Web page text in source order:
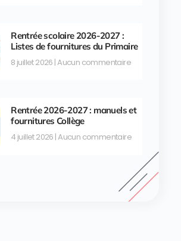
Rentrée scolaire 2026-2027 :
Listes de fournitures du Primaire
8 juillet 2026 Aucun commentaire
Rentrée 2026-2027 : manuels et
fournitures Collège
4 juillet 2026 Aucun commentaire